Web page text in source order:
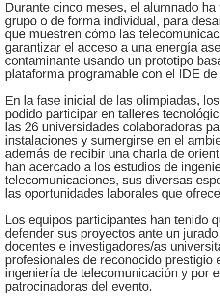
Durante cinco meses, el alumnado ha
grupo o de forma individual, para
que muestren cómo las
garantizar el acceso a una energía
contaminante usando un prototipo
plataforma programable con el IDE
En la fase inicial de las olimpiadas,
podido participar en talleres
las 26 universidades colaboradoras
instalaciones y sumergirse en el
además de recibir una charla de
han acercado a los estudios de
telecomunicaciones, sus diversas
las oportunidades laborales que
Los equipos participantes han tenido
defender sus proyectos ante un
docentes e investigadores/as
profesionales de reconocido prestigio
ingeniería de telecomunicación y por
patrocinadoras del evento.